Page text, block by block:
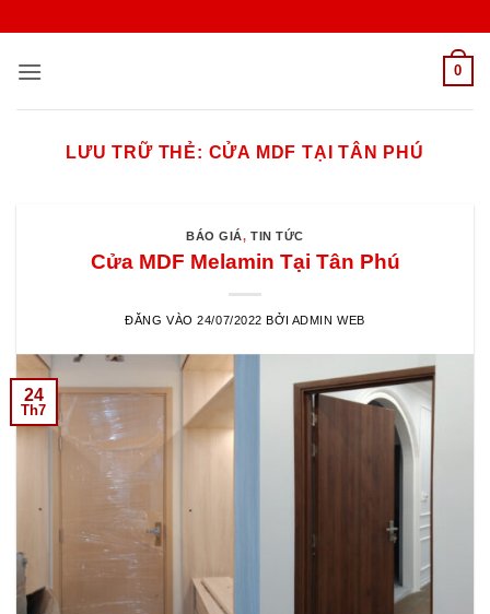
nội
0
LƯU TRỮ THẺ: CỬA MDF TẠI TÂN PHÚ
BÁO GIÁ,TIN TỨC
Cửa MDF Melamin Tại Tân Phú
ĐĂNG VÀO24/07/2022 BỞI ADMIN WEB
24
Th7